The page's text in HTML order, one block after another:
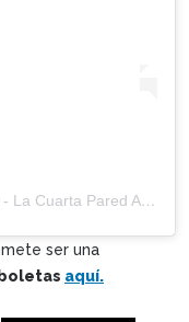
Una publicación compartida por Teatro - La Cuarta Pared Argentina (@lacuartaparedargentina)
ser una
aquí.